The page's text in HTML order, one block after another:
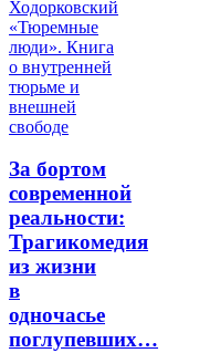
За бортом
современной
реальности:
Трагикомедия
из жизни
в
одночасье
поглупевших…